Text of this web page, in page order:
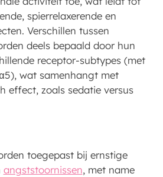
spierrelaxerende en
Verschillen tussen
deels bepaald door hun
receptor-subtypes (met
wat samenhangt met
effect, zoals sedatie versus
toegepast bij ernstige
angststoornissen, met name